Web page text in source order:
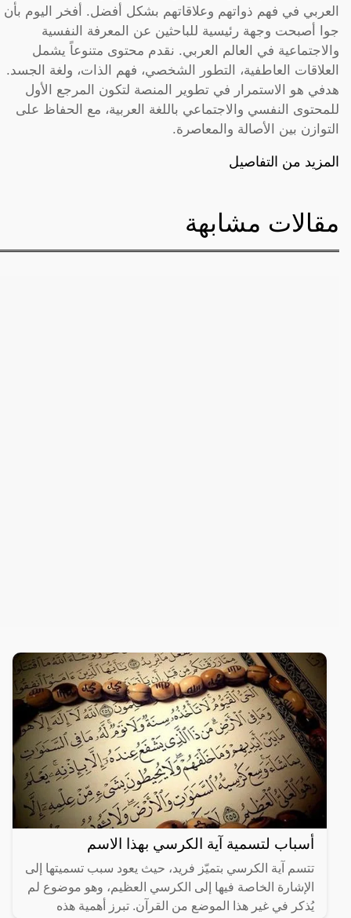
العربي في فهم ذواتهم وعلاقاتهم بشكل أفضل. أفخر اليوم بأن
جوا أصبحت وجهة رئيسية للباحثين عن المعرفة النفسية
والاجتماعية في العالم العربي. نقدم محتوى متنوعاً يشمل
العلاقات العاطفية، التطور الشخصي، فهم الذات، ولغة الجسد.
هدفي هو الاستمرار في تطوير المنصة لتكون المرجع الأول
للمحتوى النفسي والاجتماعي باللغة العربية، مع الحفاظ على
التوازن بين الأصالة والمعاصرة.
المزيد من التفاصيل
مقالات مشابهة
أسباب لتسمية آية الكرسي بهذا الاسم
تتسم آية الكرسي بتميّز فريد، حيث يعود سبب تسميتها إلى
الإشارة الخاصة فيها إلى الكرسي العظيم، وهو موضوع لم
يُذكر في غير هذا الموضع من القرآن. تبرز أهمية هذه